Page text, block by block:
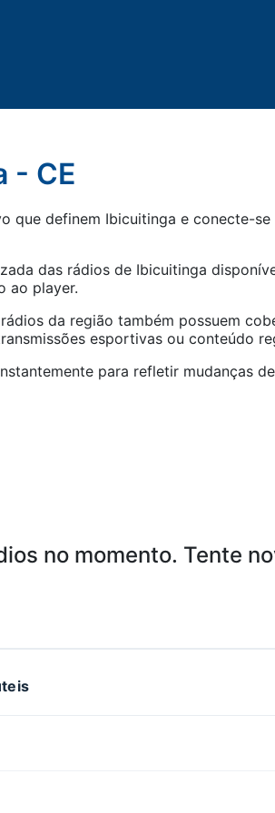
- CE
que definem Ibicuitinga e conecte-
das rádios de Ibicuitinga
ao player.
da região também possuem
esportivas ou conteúdo
para refletir mudanças
no momento. Tente